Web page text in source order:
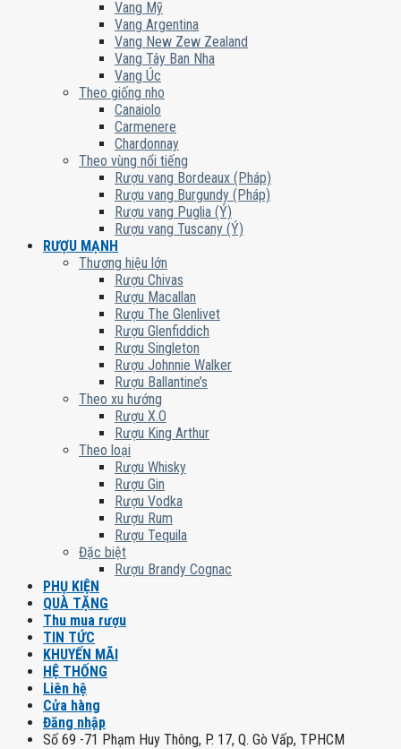
Vang Mỹ
Vang Argentina
Vang New Zew Zealand
Vang Tây Ban Nha
Vang Úc
Theo giống nho
Canaiolo
Carmenere
Chardonnay
Theo vùng nổi tiếng
Rượu vang Bordeaux (Pháp)
Rượu vang Burgundy (Pháp)
Rượu vang Puglia (Ý)
Rượu vang Tuscany (Ý)
RƯỢU MẠNH
Thương hiệu lớn
Rượu Chivas
Rượu Macallan
Rượu The Glenlivet
Rượu Glenfiddich
Rượu Singleton
Rượu Johnnie Walker
Rượu Ballantine’s
Theo xu hướng
Rượu X.O
Rượu King Arthur
Theo loại
Rượu Whisky
Rượu Gin
Rượu Vodka
Rượu Rum
Rượu Tequila
Đặc biệt
Rượu Brandy Cognac
PHỤ KIỆN
QUÀ TẶNG
Thu mua rượu
TIN TỨC
KHUYẾN MÃI
HỆ THỐNG
Liên hệ
Cửa hàng
Đăng nhập
Số 69 -71 Phạm Huy Thông, P. 17, Q. Gò Vấp, TPHCM